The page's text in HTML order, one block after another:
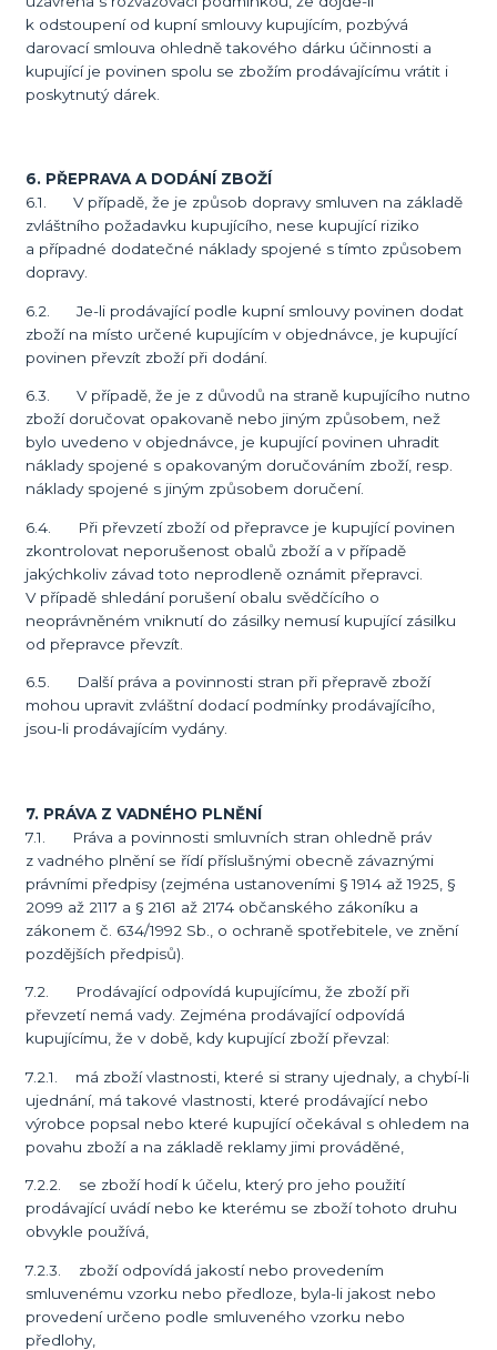
k odstoupení od kupní smlouvy kupujícím, pozbývá
darovací smlouva ohledně takového dárku účinnosti a
kupující je povinen spolu se zbožím prodávajícímu vrátit i
poskytnutý dárek.
6. PŘEPRAVA A DODÁNÍ ZBOŽÍ
6.1. V případě, že je způsob dopravy smluven na základě
zvláštního požadavku kupujícího, nese kupující riziko
a případné dodatečné náklady spojené s tímto způsobem
dopravy.
6.2. Je-li prodávající podle kupní smlouvy povinen dodat
zboží na místo určené kupujícím v objednávce, je kupující
povinen převzít zboží při dodání.
6.3. V případě, že je z důvodů na straně kupujícího nutno
zboží doručovat opakovaně nebo jiným způsobem, než
bylo uvedeno v objednávce, je kupující povinen uhradit
náklady spojené s opakovaným doručováním zboží, resp.
náklady spojené s jiným způsobem doručení.
6.4. Při převzetí zboží od přepravce je kupující povinen
zkontrolovat neporušenost obalů zboží a v případě
jakýchkoliv závad toto neprodleně oznámit přepravci.
V případě shledání porušení obalu svědčícího o
neoprávněném vniknutí do zásilky nemusí kupující zásilku
od přepravce převzít.
6.5. Další práva a povinnosti stran při přepravě zboží
mohou upravit zvláštní dodací podmínky prodávajícího,
jsou-li prodávajícím vydány.
7. PRÁVA Z VADNÉHO PLNĚNÍ
7.1. Práva a povinnosti smluvních stran ohledně práv
z vadného plnění se řídí příslušnými obecně závaznými
právními předpisy (zejména ustanoveními § 1914 až 1925, §
2099 až 2117 a § 2161 až 2174 občanského zákoníku a
zákonem č. 634/1992 Sb., o ochraně spotřebitele, ve znění
pozdějších předpisů).
7.2. Prodávající odpovídá kupujícímu, že zboží při
převzetí nemá vady. Zejména prodávající odpovídá
kupujícímu, že v době, kdy kupující zboží převzal:
7.2.1. má zboží vlastnosti, které si strany ujednaly, a chybí-li
ujednání, má takové vlastnosti, které prodávající nebo
výrobce popsal nebo které kupující očekával s ohledem na
povahu zboží a na základě reklamy jimi prováděné,
7.2.2. se zboží hodí k účelu, který pro jeho použití
prodávající uvádí nebo ke kterému se zboží tohoto druhu
obvykle používá,
7.2.3. zboží odpovídá jakostí nebo provedením
smluvenému vzorku nebo předloze, byla-li jakost nebo
provedení určeno podle smluveného vzorku nebo
předlohy,